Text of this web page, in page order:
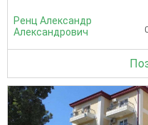
Ренц Александр
Александрович